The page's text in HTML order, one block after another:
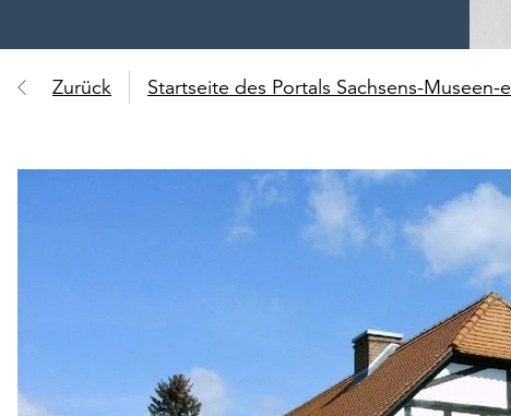
Zurück Startseite des Portals Sachsens-Museen-